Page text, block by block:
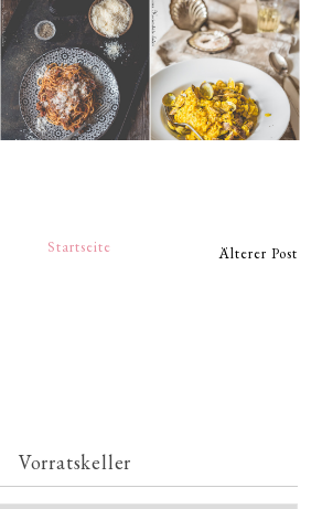
Älterer Post
Startseite
Vorratskeller